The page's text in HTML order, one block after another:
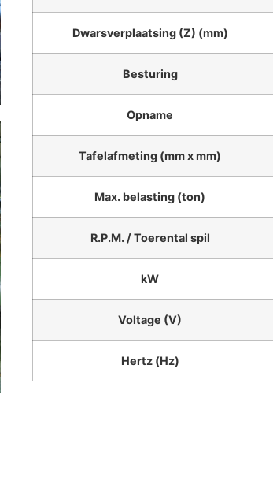
Dwarsverplaatsing (Z) (mm)
Besturing
Opname
Tafelafmeting (mm x mm)
Max. belasting (ton)
R.P.M. / Toerental spil
kW
Voltage (V)
Hertz (Hz)